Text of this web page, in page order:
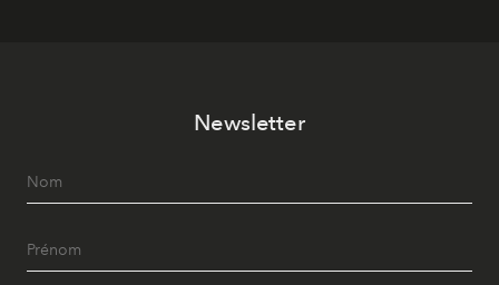
Newsletter